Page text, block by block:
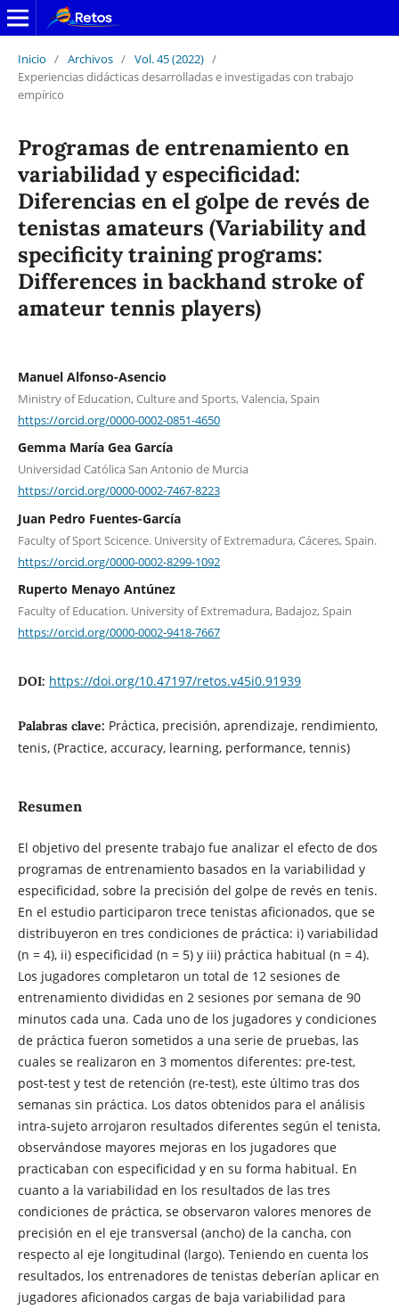
Inicio / Archivos / Vol. 45 (2022) /
Experiencias didácticas desarrolladas e investigadas con trabajo
empírico
Programas de entrenamiento en
variabilidad y especificidad:
Diferencias en el golpe de revés de
tenistas amateurs (Variability and
specificity training programs:
Differences in backhand stroke of
amateur tennis players)
Manuel Alfonso-Asencio
Ministry of Education, Culture and Sports, Valencia, Spain
https://orcid.org/0000-0002-0851-4650
Gemma María Gea García
Universidad Católica San Antonio de Murcia
https://orcid.org/0000-0002-7467-8223
Juan Pedro Fuentes-García
Faculty of Sport Scicence. University of Extremadura, Cáceres, Spain.
https://orcid.org/0000-0002-8299-1092
Ruperto Menayo Antúnez
Faculty of Education. University of Extremadura, Badajoz, Spain
https://orcid.org/0000-0002-9418-7667
DOI: https://doi.org/10.47197/retos.v45i0.91939
Palabras clave: Práctica, precisión, aprendizaje, rendimiento,
tenis, (Practice, accuracy, learning, performance, tennis)
Resumen
El objetivo del presente trabajo fue analizar el efecto de dos
programas de entrenamiento basados ​​en la variabilidad y
especificidad, sobre la precisión del golpe de revés en tenis.
En el estudio participaron trece tenistas aficionados, que se
distribuyeron en tres condiciones de práctica: i) variabilidad
(n = 4), ii) especificidad (n = 5) y iii) práctica habitual (n = 4).
Los jugadores completaron un total de 12 sesiones de
entrenamiento divididas en 2 sesiones por semana de 90
minutos cada una. Cada uno de los jugadores y condiciones
de práctica fueron sometidos a una serie de pruebas, las
cuales se realizaron en 3 momentos diferentes: pre-test,
post-test y test de retención (re-test), este último tras dos
semanas sin práctica. Los datos obtenidos para el análisis
intra-sujeto arrojaron resultados diferentes según el tenista,
observándose mayores mejoras en los jugadores que
practicaban con especificidad y en su forma habitual. En
cuanto a la variabilidad en los resultados de las tres
condiciones de práctica, se observaron valores menores de
precisión en el eje transversal (ancho) de la cancha, con
respecto al eje longitudinal (largo). Teniendo en cuenta los
resultados, los entrenadores de tenistas deberían aplicar en
jugadores aficionados cargas de baja variabilidad para